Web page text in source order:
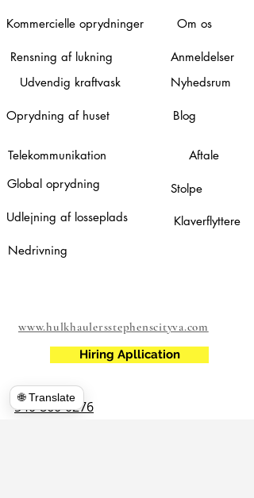
Kommercielle oprydninger
Rensning af lukning
Udvendig kraftvask
Oprydning af huset
Telekommunikation
Global oprydning
Udlejning af losseplads
Om os
Anmeldelser
Nyhedsrum
Blog
Aftale
Stolpe
Klaverflyttere
Nedrivning
www.hulkhaulersstephenscityva.com
Hiring Apllication
540-860-0276
🌐 Translate